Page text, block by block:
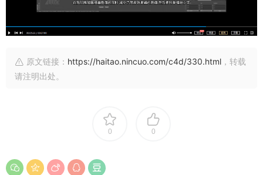
原文链接： https://haitao.nincuo.com/c4d/330.html ，转载
请注明出处。
0 0